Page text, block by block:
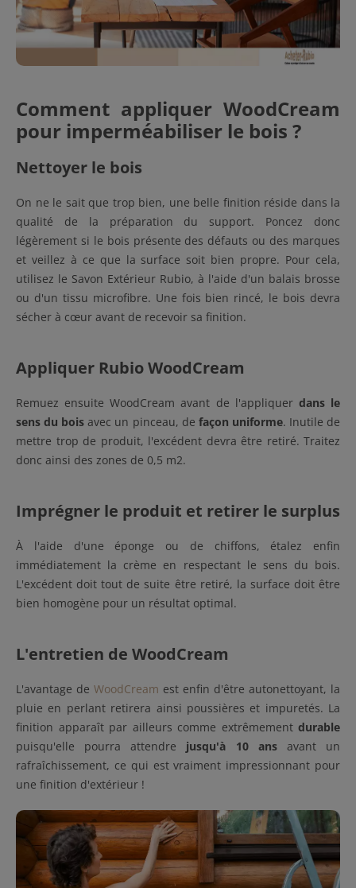
Comment appliquer WoodCream
pour imperméabiliser le bois ?
Nettoyer le bois
On ne le sait que trop bien, une belle finition réside dans la
qualité de la préparation du support. Poncez donc
légèrement si le bois présente des défauts ou des marques
et veillez à ce que la surface soit bien propre. Pour cela,
utilisez le Savon Extérieur Rubio, à l'aide d'un balais brosse
ou d'un tissu microfibre. Une fois bien rincé, le bois devra
sécher à cœur avant de recevoir sa finition.
Appliquer Rubio WoodCream
Remuez ensuite WoodCream avant de l'appliquer dans le
sens du bois avec un pinceau, de façon uniforme. Inutile de
mettre trop de produit, l'excédent devra être retiré. Traitez
donc ainsi des zones de 0,5 m2.
Imprégner le produit et retirer le surplus
À l'aide d'une éponge ou de chiffons, étalez enfin
immédiatement la crème en respectant le sens du bois.
L'excédent doit tout de suite être retiré, la surface doit être
bien homogène pour un résultat optimal.
L'entretien de WoodCream
L'avantage de WoodCream est enfin d'être autonettoyant, la
pluie en perlant retirera ainsi poussières et impuretés. La
finition apparaît par ailleurs comme extrêmement durable
puisqu'elle pourra attendre jusqu'à 10 ansavant un
rafraîchissement, ce qui est vraiment impressionnant pour
une finition d'extérieur !